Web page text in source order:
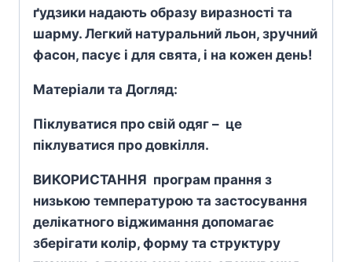
ґудзики надають образу виразності та
шарму. Легкий натуральний льон, зручний
фасон, пасує і для свята, і на кожен день!
Матеріали та Догляд:
Піклуватися про свій одяг – це
піклуватися про довкілля.
ВИКОРИСТАННЯ програм прання з
низькою температурою та застосування
делікатного віджимання допомагає
зберігати колір, форму та структуру